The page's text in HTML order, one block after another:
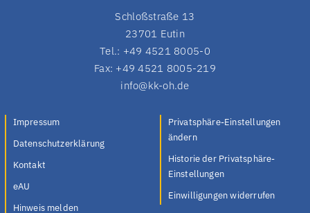
Schloßstraße 13
23701 Eutin
Tel.: +49 4521 8005-0
Fax: +49 4521 8005-219
info@kk-oh.de
Impressum
Datenschutzerklärung
Kontakt
eAU
Hinweis melden
Privatsphäre-Einstellungen
ändern
Historie der Privatsphäre-
Einstellungen
Einwilligungen widerrufen